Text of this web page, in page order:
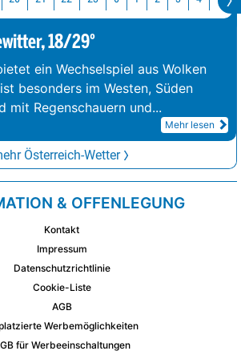
18/29°
ein Wechselspiel aus Wolken
besonders im Westen, Süden
mit Regenschauern und...
Mehr lesen
Österreich-Wetter
& OFFENLEGUNG
Kontakt
Impressum
Datenschutzrichtlinie
Cookie-Liste
AGB
Werbemöglichkeiten
für Werbeeinschaltungen